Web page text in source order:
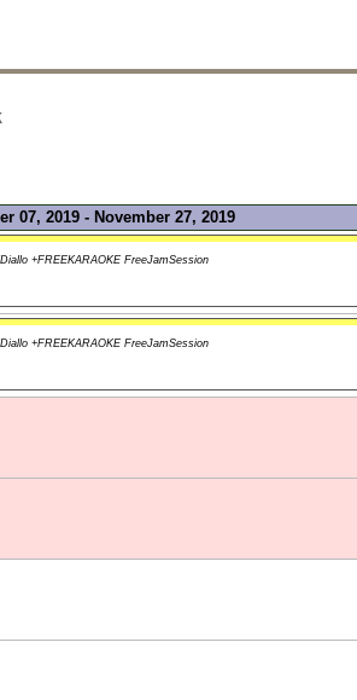
07, 2019 - November 27, 2019
+FREEKARAOKE FreeJamSession
+FREEKARAOKE FreeJamSession